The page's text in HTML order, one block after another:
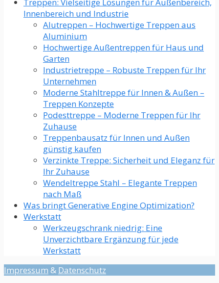
Treppen: Vielseitige Lösungen für Außenbereich,
Innenbereich und Industrie
Alutreppen – Hochwertige Treppen aus
Aluminium
Hochwertige Außentreppen für Haus und
Garten
Industrietreppe – Robuste Treppen für Ihr
Unternehmen
Moderne Stahltreppe für Innen & Außen –
Treppen Konzepte
Podesttreppe – Moderne Treppen für Ihr
Zuhause
Treppenbausatz für Innen und Außen
günstig kaufen
Verzinkte Treppe: Sicherheit und Eleganz für
Ihr Zuhause
Wendeltreppe Stahl – Elegante Treppen
nach Maß
Was bringt Generative Engine Optimization?
Werkstatt
Werkzeugschrank niedrig: Eine
Unverzichtbare Ergänzung für jede
Werkstatt​
Impressum & Datenschutz